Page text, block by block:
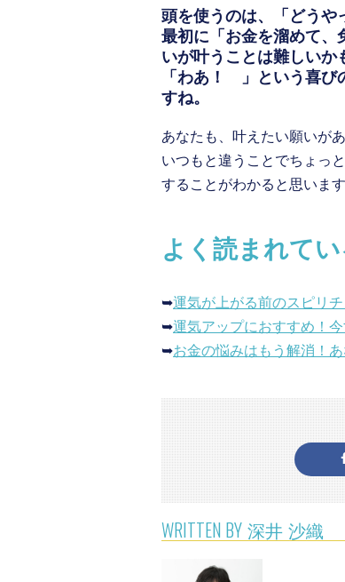
頭を使うのは、「どうや
最初に「お金を溜めて、
いが叶うことは難しいか
「わあ！ 」という喜び
すね。
あなたも、叶えたい願いが
いつもと違うことでちょっ
することがわかると思います
よく読まれて
➥運気が上がる前のスピリ
➥運気アップにおすすめ！
➥お金の悩みはもう解消！
WRITTEN BY 深井 沙織